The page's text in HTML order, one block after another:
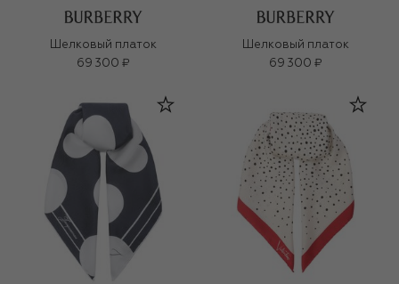
Шелковый платок
69 300 ₽
Шелковый платок
69 300 ₽